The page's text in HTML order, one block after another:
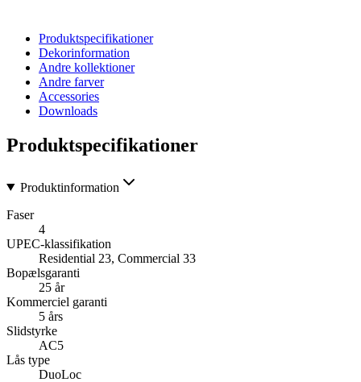
Produktspecifikationer
Dekorinformation
Andre kollektioner
Andre farver
Accessories
Downloads
Produktspecifikationer
Produktinformation
Faser
4
UPEC-klassifikation
Residential 23, Commercial 33
Bopælsgaranti
25 år
Kommerciel garanti
5 års
Slidstyrke
AC5
Lås type
DuoLoc